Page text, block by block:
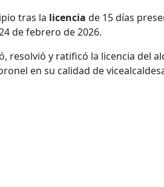
tras la licencia de 15 días
de febrero de 2026.
resolvió y ratificó la licencia del
en su calidad de